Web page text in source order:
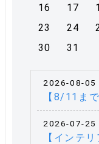
16
17
23
24
30
31
2026-08-05
【8/11ま
2026-07-25
【インテ